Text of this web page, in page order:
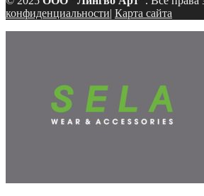
конфиденциальности| Карта сайта